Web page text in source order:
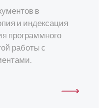
в
и индексация
программного
работы с